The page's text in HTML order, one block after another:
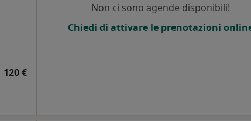
120 €
Non ci sono agende disponibili!
Chiedi di attivare le prenotazioni